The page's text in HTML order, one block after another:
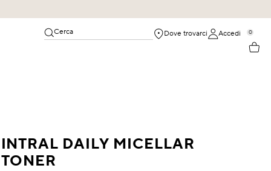
Cerca Dove trovarci Accedi 0
INTRAL DAILY MICELLAR
TONER